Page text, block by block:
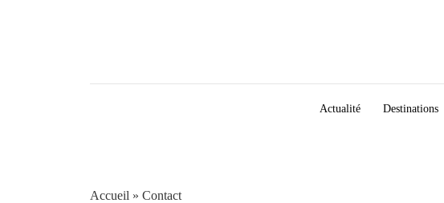
Actualité Destinations
Accueil » Contact